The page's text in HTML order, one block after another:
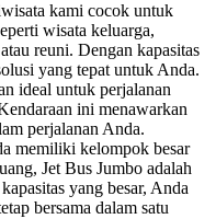
kami cocok untuk
wisata keluarga,
reuni. Dengan kapasitas
yang tepat untuk Anda.
ideal untuk perjalanan
ini menawarkan
perjalanan Anda.
memiliki kelompok besar
Jet Bus Jumbo adalah
yang besar, Anda
bersama dalam satu